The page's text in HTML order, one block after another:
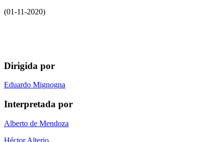
(01-11-2020)
Dirigida por
Eduardo Mignogna
Interpretada por
Alberto de Mendoza
Héctor Alterio